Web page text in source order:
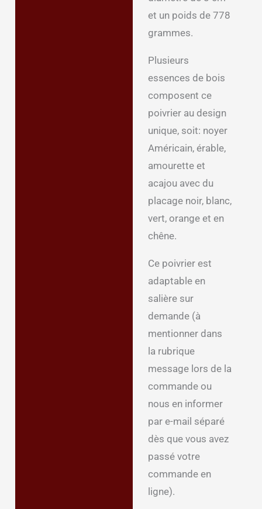
et un poids de 778
grammes.
Plusieurs
essences de bois
composent ce
poivrier au design
unique, soit: noyer
Américain, érable,
amourette et
acajou avec du
placage noir, blanc,
vert, orange et en
chêne.
Ce poivrier est
adaptable en
salière sur
demande (à
mentionner dans
la rubrique
message lors de la
commande ou
nous en informer
par e-mail séparé
dès que vous avez
passé votre
commande en
ligne).